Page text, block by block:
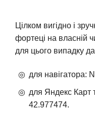
Цілком вигідно і
фортеці на власній
для цього випадку
для навігатора:
для Яндекс Карт
42.977474.